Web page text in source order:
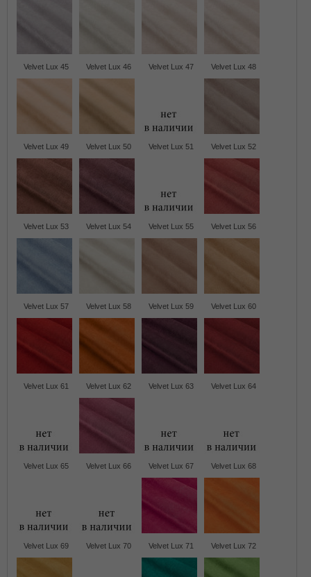
Velvet Lux 45 Velvet Lux 46 Velvet Lux 47 Velvet Lux 48
Velvet Lux 49 Velvet Lux 50 Velvet Lux 51 Velvet Lux 52
Velvet Lux 53 Velvet Lux 54 Velvet Lux 55 Velvet Lux 56
Velvet Lux 57 Velvet Lux 58 Velvet Lux 59 Velvet Lux 60
Velvet Lux 61 Velvet Lux 62 Velvet Lux 63 Velvet Lux 64
Velvet Lux 65 Velvet Lux 66 Velvet Lux 67 Velvet Lux 68
Velvet Lux 69 Velvet Lux 70 Velvet Lux 71 Velvet Lux 72